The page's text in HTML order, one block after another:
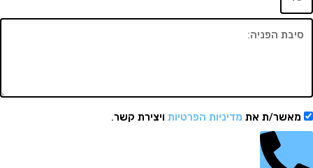
ת אתמדיניות הפרטיותויצירת קשר.